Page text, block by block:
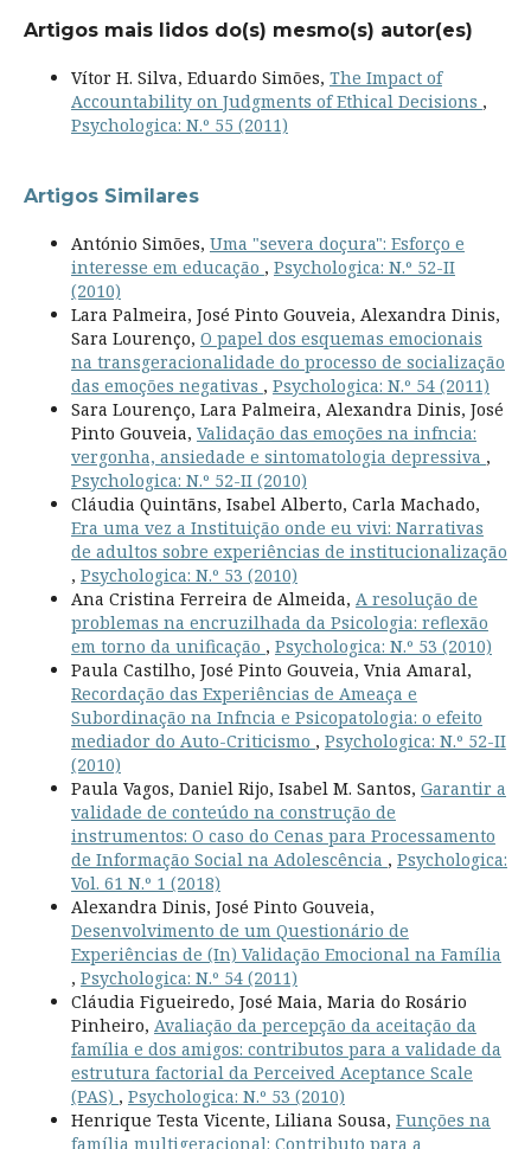
Artigos mais lidos do(s) mesmo(s) autor(es)
Vítor H. Silva, Eduardo Simões, The Impact of
Accountability on Judgments of Ethical Decisions ,
Psychologica: N.º 55 (2011)
Artigos Similares
António Simões, Uma "severa doçura": Esforço e
interesse em educação , Psychologica: N.º 52-II
(2010)
Lara Palmeira, José Pinto Gouveia, Alexandra Dinis,
Sara Lourenço, O papel dos esquemas emocionais
na transgeracionalidade do processo de socialização
das emoções negativas , Psychologica: N.º 54 (2011)
Sara Lourenço, Lara Palmeira, Alexandra Dinis, José
Pinto Gouveia, Validação das emoções na infncia:
vergonha, ansiedade e sintomatologia depressiva ,
Psychologica: N.º 52-II (2010)
Cláudia Quintãns, Isabel Alberto, Carla Machado,
Era uma vez a Instituição onde eu vivi: Narrativas
de adultos sobre experiências de institucionalização
, Psychologica: N.º 53 (2010)
Ana Cristina Ferreira de Almeida, A resolução de
problemas na encruzilhada da Psicologia: reflexão
em torno da unificação , Psychologica: N.º 53 (2010)
Paula Castilho, José Pinto Gouveia, Vnia Amaral,
Recordação das Experiências de Ameaça e
Subordinação na Infncia e Psicopatologia: o efeito
mediador do Auto-Criticismo , Psychologica: N.º 52-II
(2010)
Paula Vagos, Daniel Rijo, Isabel M. Santos, Garantir a
validade de conteúdo na construção de
instrumentos: O caso do Cenas para Processamento
de Informação Social na Adolescência , Psychologica:
Vol. 61 N.º 1 (2018)
Alexandra Dinis, José Pinto Gouveia,
Desenvolvimento de um Questionário de
Experiências de (In) Validação Emocional na Família
, Psychologica: N.º 54 (2011)
Cláudia Figueiredo, José Maia, Maria do Rosário
Pinheiro, Avaliação da percepção da aceitação da
família e dos amigos: contributos para a validade da
estrutura factorial da Perceived Aceptance Scale
(PAS) , Psychologica: N.º 53 (2010)
Henrique Testa Vicente, Liliana Sousa, Funções na
família multigeracional: Contributo para a